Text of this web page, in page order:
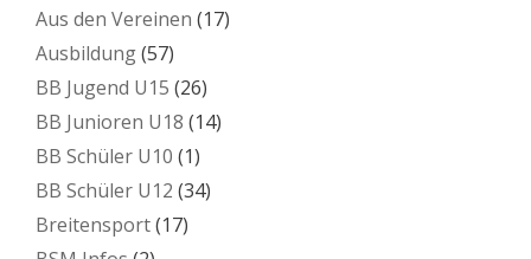
Aus den Vereinen (17)
Ausbildung(57)
BB Jugend U15 (26)
BB Junioren U18 (14)
BB Schüler U10 (1)
BB Schüler U12 (34)
Breitensport(17)